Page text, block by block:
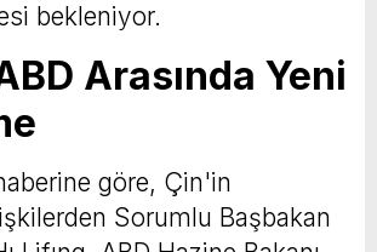
bekleniyor.
Arasında Yeni
göre, Çin'in
Sorumlu Başbakan